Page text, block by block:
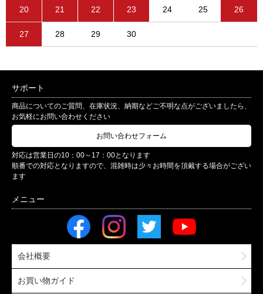
20 21 22 23 24 25 26
27 28 29 30
サポート
商品についてのご質問、在庫状況、納期などご不明な点がございましたら、
お気軽にお問い合わせください
お問い合わせフォーム
対応は営業日の10：00～17：00となります
順番での対応となりますので、混雑時は少々お時間を頂戴する場合がござい
ます
会社概要
お買い物ガイド